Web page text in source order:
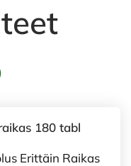
180 tabl
Erittäin Raikas